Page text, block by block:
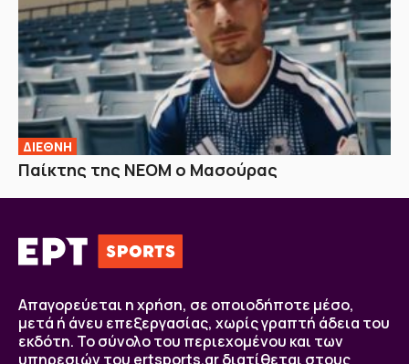
ΔΙΕΘΝΗ
Παίκτης της ΝΕΟΜ ο Μασούρας
Απαγορεύεται η χρήση, σε οποιοδήποτε μέσο,
μετά ή άνευ επεξεργασίας, χωρίς γραπτή άδεια του
εκδότη. Το σύνολο του περιεχομένου και των
υπηρεσιών του ertsports.gr διατίθεται στους